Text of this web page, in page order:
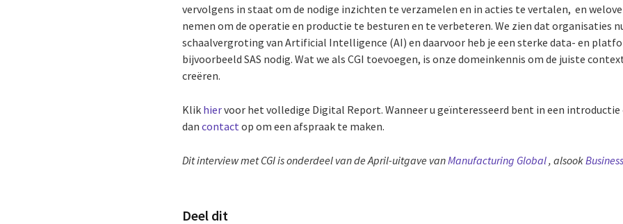
vervolgens in staat om de nodige inzichten te verzamelen en in acties te vertalen, en
nemen om de operatie en productie te besturen en te verbeteren. We zien dat organisaties
schaalvergroting van Artificial Intelligence (AI) en daarvoor heb je een sterke data- en
bijvoorbeeld SAS nodig. Wat we als CGI toevoegen, is onze domeinkennis om de juiste
creëren.
Klik hiervoor het volledige Digital Report. Wanneer u geïnteresseerd bent in een introductie
dancontact op om een ​​afspraak te maken.
Dit interview met CGI is onderdeel van de April-uitgave vanManufacturing Global, alsook
Deel dit